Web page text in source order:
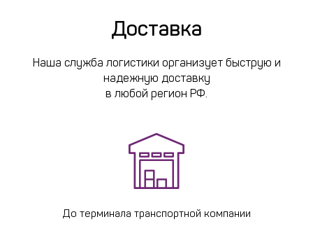
Доставка
Наша служба логистики организует быструю и
надежную доставку
в любой регион РФ.
До терминала транспортной компании